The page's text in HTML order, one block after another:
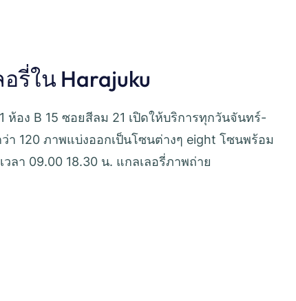
รี่ใน Harajuku
ห้อง B 15 ซอยสีลม 21 เปิดให้บริการทุกวันจันทร์-
ว่า 120 ภาพแบ่งออกเป็นโซนต่างๆ eight โซนพร้อม
า 09.00 18.30 น. แกลเลอรี่ภาพถ่าย